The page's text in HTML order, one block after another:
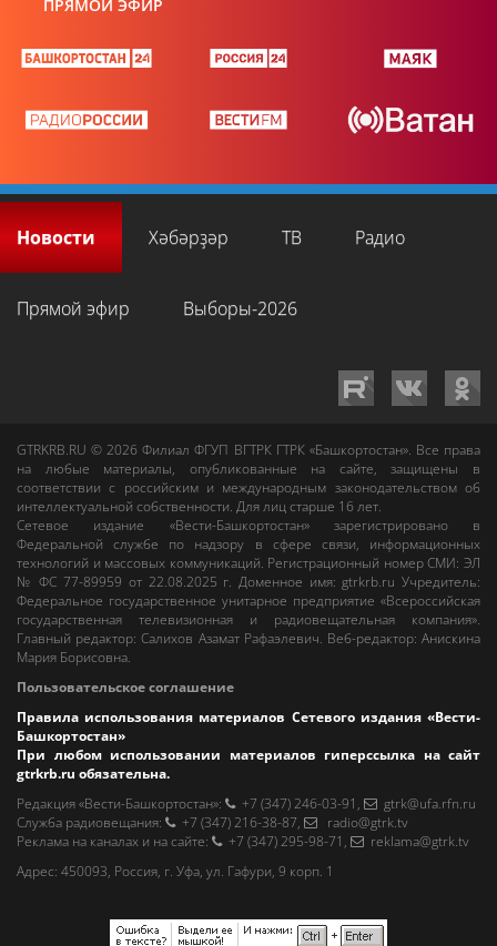
ПРЯМОЙ ЭФИР
Новости Хәбәрҙәр ТВ Радио
Прямой эфир Выборы-2026
GTRKRB.RU © 2026Филиал ФГУП ВГТРК ГТРК «Башкортостан». Все права
на любые материалы, опубликованные на сайте, защищены в
соответствии с российским и международным законодательством об
интеллектуальной собственности. Для лиц старше 16 лет.
Сетевое издание «Вести-Башкортостан»зарегистрировано в
Федеральной службе по надзору в сфере связи, информационных
технологий и массовых коммуникаций. Регистрационный номер СМИ: ЭЛ
№ ФС 77-89959 от 22.08.2025 г. Доменное имя:gtrkrb.ru Учредитель:
Федеральное государственное унитарное предприятие «Всероссийская
государственная телевизионная и радиовещательная компания».
Главный редактор:Салихов Азамат Рафаэлевич. Веб-редактор:Анискина
Мария Борисовна.
Пользовательское соглашение
Правила использования материалов Сетевого издания «Вести-
Башкортостан»
При любом использовании материалов гиперссылка на сайт
gtrkrb.ru обязательна.
Редакция «Вести-Башкортостан»: +7 (347) 246-03-91 ,
gtrk@ufa.rfn.ru
Cлужба радиовещания: +7 (347) 216-38-87,
radio@gtrk.tv
Реклама на каналах и на сайте: +7 (347) 295-98-71 ,
reklama@gtrk.tv
Адрес: 450093, Россия, г. Уфа, ул. Гафури, 9 корп. 1